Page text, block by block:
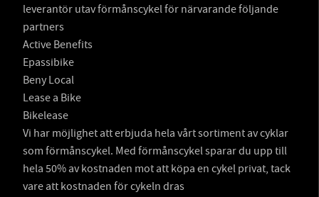
leverantör utav förmånscykel för närvarande följande
partners
Active Benefits
Epassibike
Beny Local
Lease a Bike
Bikelease
Vi har möjlighet att erbjuda hela vårt sortiment av cyklar
som förmånscykel. Med förmånscykel sparar du upp till
hela 50% av kostnaden mot att köpa en cykel privat, tack
vare att kostnaden för cykeln dras